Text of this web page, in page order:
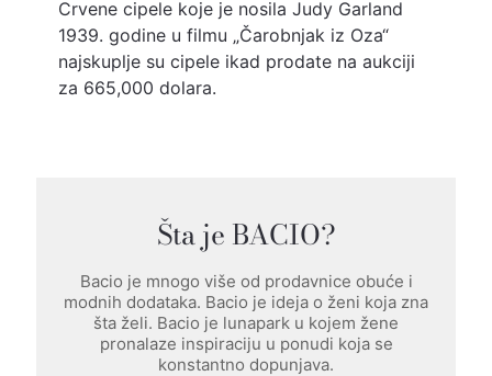
Crvene cipele koje je nosila Judy Garland
1939. godine u filmu „Čarobnjak iz Oza“
najskuplje su cipele ikad prodate na aukciji
za 665,000 dolara.
Šta je BACIO?
Bacio je mnogo više od prodavnice obuće i
modnih dodataka. Bacio je ideja o ženi koja zna
šta želi. Bacio je lunapark u kojem žene
pronalaze inspiraciju u ponudi koja se
konstantno dopunjava.